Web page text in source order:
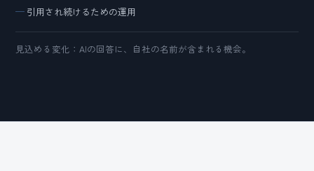
引用され続けるための運用
見込める変化：AIの回答に、自社の名前が含まれる機会。